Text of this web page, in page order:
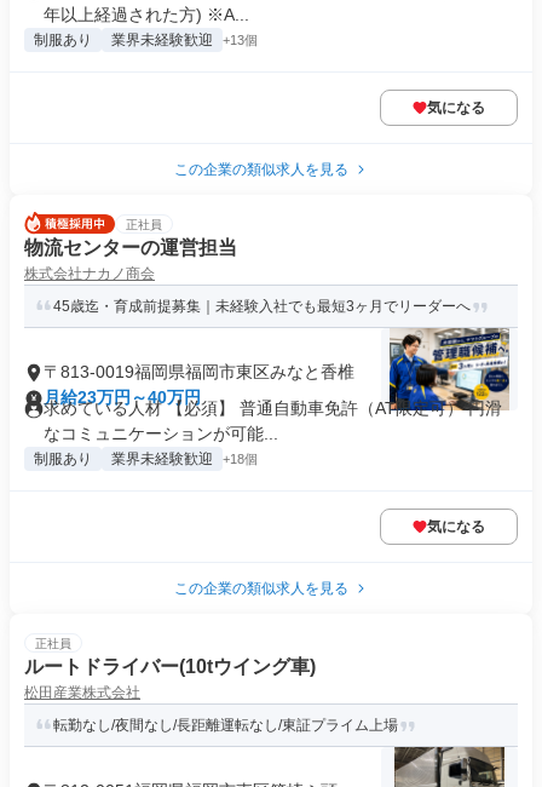
年以上経過された方) ※A...
制服あり 業界未経験歓迎 +13個
気になる
この企業の類似求人を見る
正社員
物流センターの運営担当
株式会社ナカノ商会
45歳迄・育成前提募集｜未経験入社でも最短3ヶ月でリーダーへ
〒813-0019福岡県福岡市東区みなと香椎
月給23万円～40万円
求めている人材 【必須】 普通自動車免許（AT限定可） 円滑
なコミュニケーションが可能...
制服あり 業界未経験歓迎 +18個
気になる
この企業の類似求人を見る
正社員
ルートドライバー(10tウイング車)
松田産業株式会社
転勤なし/夜間なし/長距離運転なし/東証プライム上場